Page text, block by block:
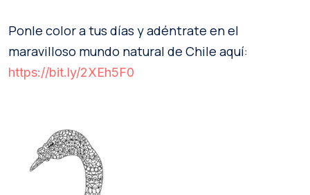
Ponle color a tus días y adéntrate en el
maravilloso mundo natural de Chile aquí:
https://bit.ly/2XEh5F0